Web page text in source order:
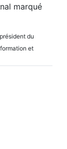
marqué
du
et